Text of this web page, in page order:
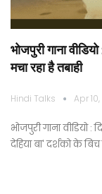
भोजपुरी गाना
मचा रहा है तबाही
Hindi Talks Apr
भोजपुरी गाना वीडियो :
देहिया बा' दर्शको के